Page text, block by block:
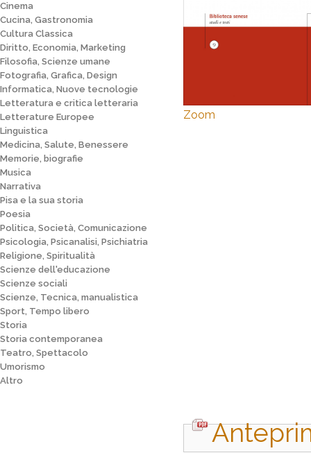
Cinema
Cucina, Gastronomia
Cultura Classica
Diritto, Economia, Marketing
Filosofia, Scienze umane
Fotografia, Grafica, Design
Informatica, Nuove tecnologie
Letteratura e critica letteraria
Letterature Europee
Linguistica
Medicina, Salute, Benessere
Memorie, biografie
Musica
Narrativa
Pisa e la sua storia
Poesia
Politica, Società, Comunicazione
Psicologia, Psicanalisi, Psichiatria
Religione, Spiritualità
Scienze dell'educazione
Scienze sociali
Scienze, Tecnica, manualistica
Sport, Tempo libero
Storia
Storia contemporanea
Teatro, Spettacolo
Umorismo
Altro
Zoom